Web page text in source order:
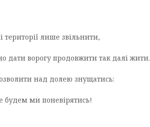
території лише звільнити,
дати ворогу продовжити так далі жити.
над долею знущатись:
будем ми поневірятись!